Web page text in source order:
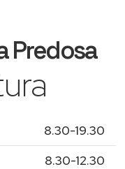
Predosa
8.30-19.30
8.30-12.30